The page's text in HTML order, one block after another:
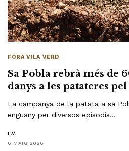
FORA VILA VERD
Sa Pobla rebrà més de
danys a les patateres
La campanya de la patata a sa
enguany per diversos episodis…
F.V.
6 MAIG 2026